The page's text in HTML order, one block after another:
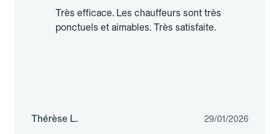
Très efficace. Les chauffeurs sont très
ponctuels et aimables. Très satisfaite.
Thérèse L. 29/01/2026